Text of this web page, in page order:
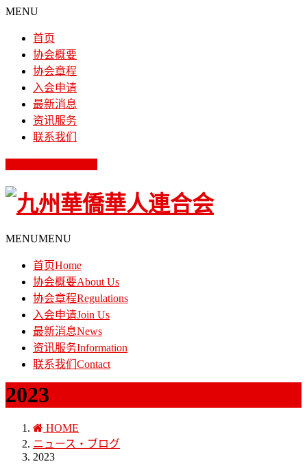
MENU
首页
协会概要
协会章程
入会申请
最新消息
资讯服务
联系我们
MENUMENU
首页Home
协会概要About Us
协会章程Regulations
入会申请Join Us
最新消息News
资讯服务Information
联系我们 Contact
2023
HOME
ニュース・ブログ
2023